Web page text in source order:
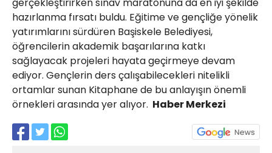
hazırlanma fırsatı buldu. Eğitime ve gençliğe yönelik
yatırımlarını sürdüren Başiskele Belediyesi,
öğrencilerin akademik başarılarına katkı
sağlayacak projeleri hayata geçirmeye devam
ediyor. Gençlerin ders çalışabilecekleri nitelikli
ortamlar sunan Kitaphane de bu anlayışın önemli
örnekleri arasında yer alıyor. Haber Merkezi